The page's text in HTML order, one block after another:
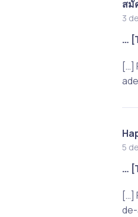
สมั
3
…
[…]
5
…
[…]